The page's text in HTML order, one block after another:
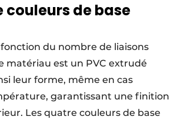
de base
du nombre de liaisons
matériau est un PVC extrudé
leur forme, même en cas
garantissant une finition
Les quatre couleurs de base